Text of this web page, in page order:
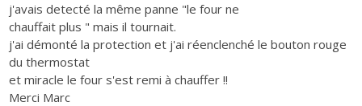
j'avais detecté la même panne "le four ne
chauffait plus " mais il tournait.
j'ai démonté la protection et j'ai réenclenché le bouton rouge
du thermostat
et miracle le four s'est remi à chauffer !!
Merci Marc